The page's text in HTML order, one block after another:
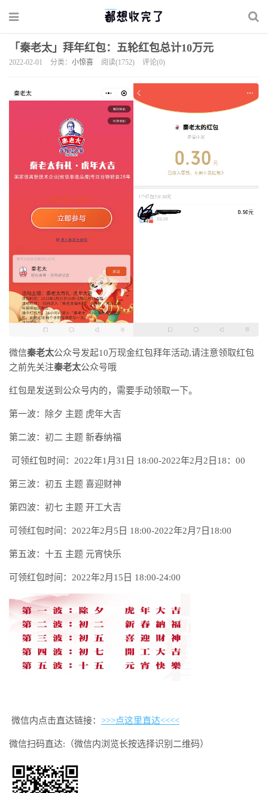
「秦老太」拜年红包：五轮红包总计10万元
2022-02-01 分类： 小惊喜 阅读(1752) 评论(0)
微信秦老太公众号发起10万现金红包拜年活动,请注意领取红包
之前先关注秦老太公众号哦
红包是发送到公众号内的，需要手动领取一下。
第一波：除夕 主题 虎年大吉
第二波：初二 主题 新春纳福
可领红包时间：2022年1月31日 18:00-2022年2月2日18：00
第三波：初五 主题 喜迎财神
第四波：初七 主题 开工大吉
可领红包时间：2022年2月5日 18:00-2022年2月7日18:00
第五波：十五 主题 元宵快乐
可领红包时间：2022年2月15日 18:00-24:00
微信内点击直达链接： >>>点这里直达<<<<
微信扫码直达:（微信内浏览长按选择识别二维码）